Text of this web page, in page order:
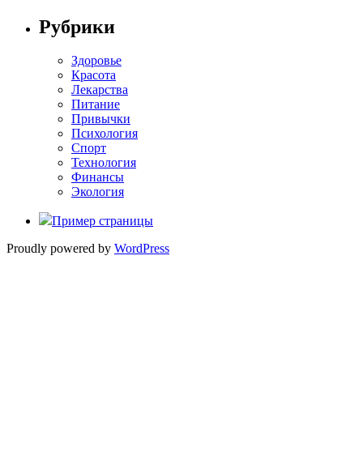
Рубрики
Здоровье
Красота
Лекарства
Питание
Привычки
Психология
Спорт
Технология
Финансы
Экология
Пример страницы
Proudly powered by WordPress